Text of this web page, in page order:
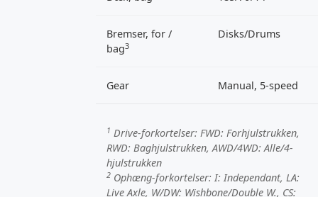
Bremser, for /
bag3
Disks/Drums
Gear Manual, 5-speed
1 Drive-forkortelser: FWD: Forhjulstrukken,
RWD: Baghjulstrukken,AWD/4WD: Alle/4-
hjulstrukken
2 Ophæng-forkortelser: I: Independant, LA:
Live Axle, W/DW: Wishbone/Double W., CS: